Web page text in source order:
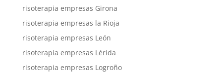
risoterapia empresas Girona
risoterapia empresas la Rioja
risoterapia empresas León
risoterapia empresas Lérida
risoterapia empresas Logroño